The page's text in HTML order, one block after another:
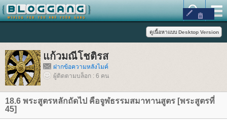
ก้วมณีโชติรส
ฝากข้อความหลังไมค์
ผู้ติดตามบล็อก : 6 คน
18.6 พระสูตรหลักถัดไป คือจูฬธรรมสมาทานสูตร [พระสูตรที่
45]